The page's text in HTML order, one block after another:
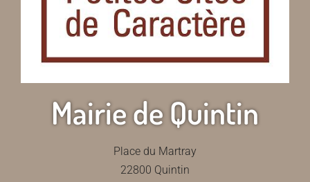
Mairie de Quintin
Place du Martray
22800 Quintin